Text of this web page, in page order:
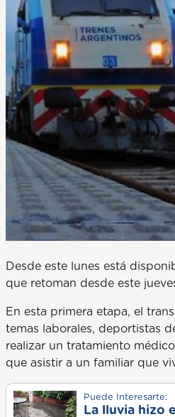
Desde este lunes está
que retoman desde este
En esta primera etapa, el
temas laborales, deportistas
realizar un tratamiento
que asistir a un familiar que
Puede Interesarte:
La lluvia hizo